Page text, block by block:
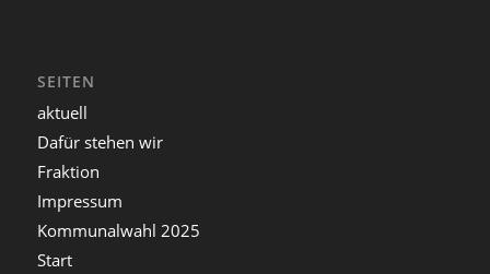
SEITEN
aktuell
Dafür stehen wir
Fraktion
Impressum
Kommunalwahl 2025
Start